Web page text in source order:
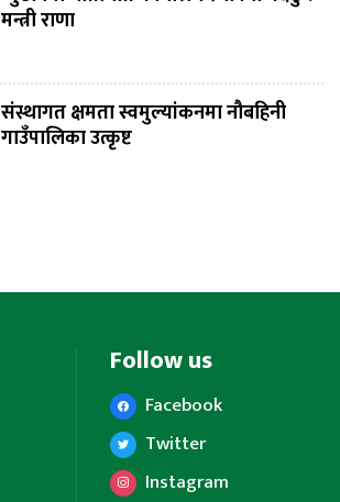
मन्त्री राणा
संस्थागत क्षमता स्वमुल्यांकनमा नौबहिनी
गाउँपालिका उत्कृष्ट
Follow us
Facebook
Twitter
Instagram